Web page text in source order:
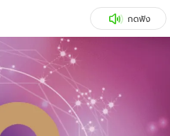
รถยนต์
สุขภาพ
เที่ยว-กิน
Tasteful Thailand
Sanook Choice
กดฟัง